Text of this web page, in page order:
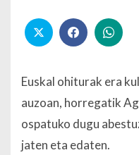
Euskal ohiturak era
auzoan, horregatik
ospatuko dugu
jaten eta edaten.